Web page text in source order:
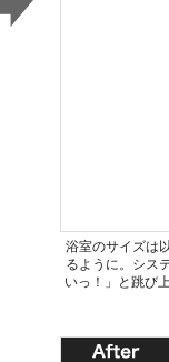
浴室のサイズは
るように。シス
いっ！」と跳び